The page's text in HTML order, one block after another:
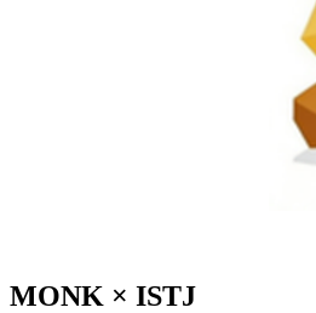
MONK × ISTJ